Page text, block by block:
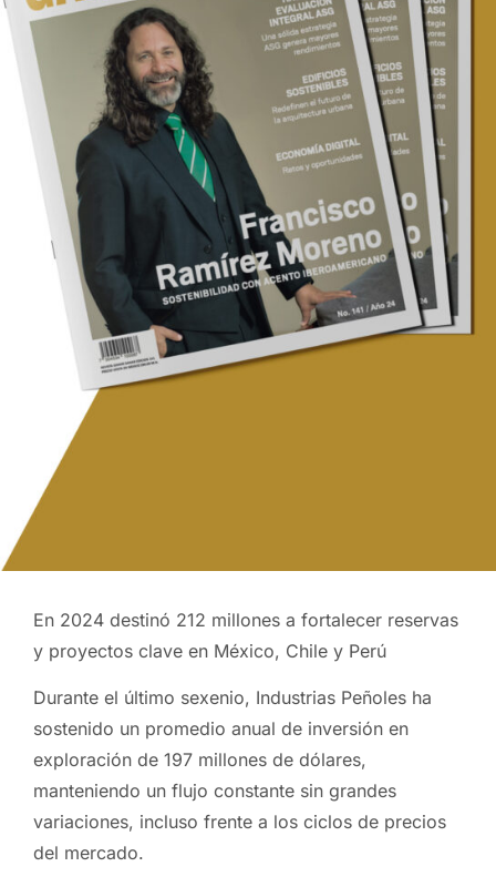
En 2024 destinó 212 millones a fortalecer reservas
y proyectos clave en México, Chile y Perú
Durante el último sexenio, Industrias Peñoles ha
sostenido un promedio anual de inversión en
exploración de 197 millones de dólares,
manteniendo un flujo constante sin grandes
variaciones, incluso frente a los ciclos de precios
del mercado.